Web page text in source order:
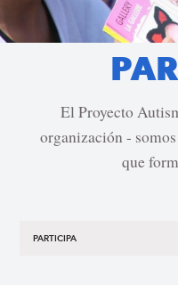
El Proyecto
organización -
que
PARTICIPA